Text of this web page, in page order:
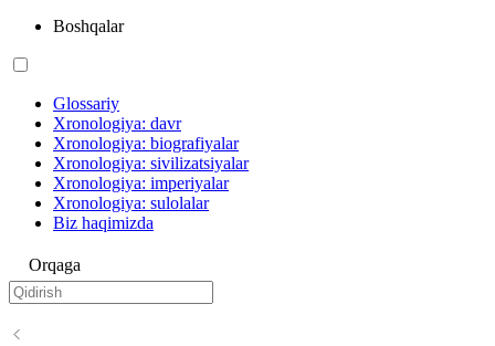
Boshqalar
Glossariy
Xronologiya: davr
Xronologiya: biografiyalar
Xronologiya: sivilizatsiyalar
Xronologiya: imperiyalar
Xronologiya: sulolalar
Biz haqimizda
Orqaga